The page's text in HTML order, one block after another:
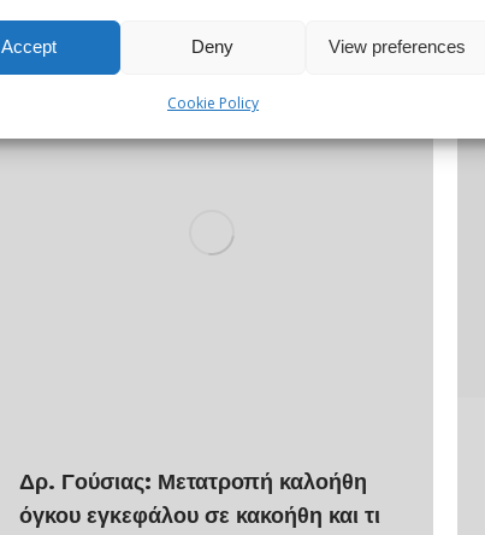
Accept Deny View preferences
Cookie Policy
Δρ. Γούσιας: Μετατροπή καλοήθη
όγκου εγκεφάλου σε κακοήθη και τι